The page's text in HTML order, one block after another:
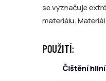
se vyznačuje
materiálu.
POUŽITÍ:
Čištění